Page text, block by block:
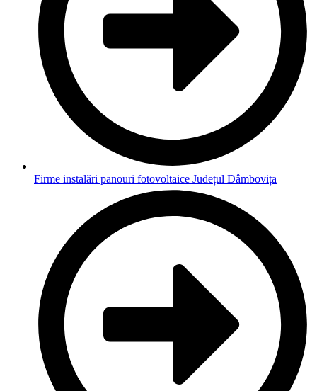
Firme instalări panouri fotovoltaice Județul Dâmbovița